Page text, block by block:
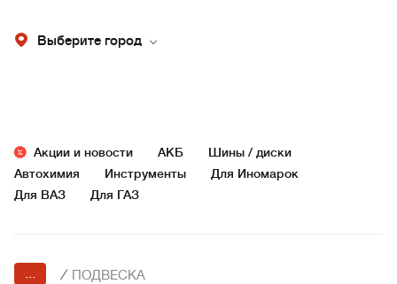
Выберите город
Акции и новости АКБ
Шины / диски
Автохимия
Инструменты
Для Иномарок
Для ВАЗ
Для ГАЗ
... / ПОДВЕСКА